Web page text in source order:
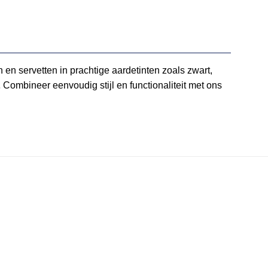
servetten in prachtige aardetinten zoals zwart,
eenvoudig stijl en functionaliteit met ons